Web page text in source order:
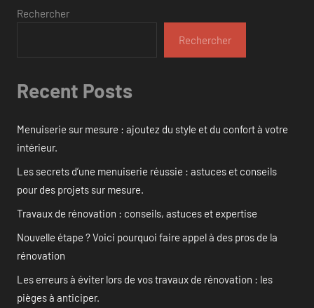
Rechercher
Rechercher
Recent Posts
Menuiserie sur mesure : ajoutez du style et du confort à votre
intérieur.
Les secrets d’une menuiserie réussie : astuces et conseils
pour des projets sur mesure.
Travaux de rénovation : conseils, astuces et expertise
Nouvelle étape ? Voici pourquoi faire appel à des pros de la
rénovation
Les erreurs à éviter lors de vos travaux de rénovation : les
pièges à anticiper.